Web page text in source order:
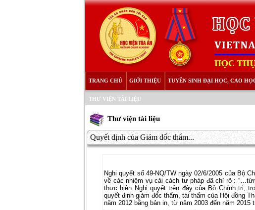
TRANG CHỦ GIỚI THIỆU TUYỂN SINH ĐẠI HỌC, CAO
THƯ VIỆN TÀI LIỆU
Thư viện tài liệu
Quyết định của Giám đốc thẩm...
Nghị quyết số 49-NQ/TW ngày 02/6/2005 của Bộ
về các nhiệm vụ cải cách tư pháp đã chỉ rõ :
thực hiện Nghị quyết trên đây của Bộ Chính trị,
quyết định giám đốc thẩm, tái thẩm của Hội đồng
năm 2012 bằng bản in, từ năm 2003 đến năm